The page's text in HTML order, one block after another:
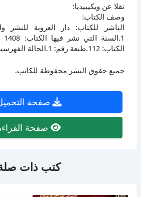
نقلا عن ويكيبيديا:
وصف الكتاب:
الناشر للكتاب: دار العروبة للنشر
الكتاب: 112.طبعة رقم: 1.الحالة الفهرسية: ليس مفهرساً.
جميع حقوق النشر محفوظة للكاتب.
صفحة
صفحة
كتب ذات